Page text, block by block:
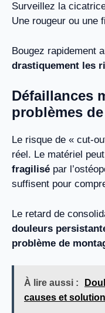
Surveillez la
Une rougeur ou une
Bougez rapidement
drastiquement les
Défaillances
problèmes
Le risque de « cut-
réel. Le matériel
fragilisé par
suffisent pour
Le retard de
douleurs
problème de
À lire aussi :
causes et